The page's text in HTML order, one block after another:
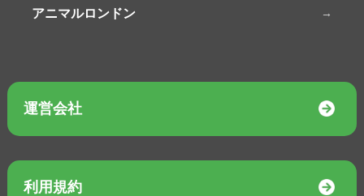
アニマルロンドン
運営会社
利用規約